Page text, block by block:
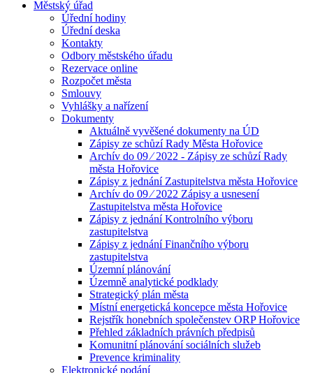
Městský úřad
Úřední hodiny
Úřední deska
Kontakty
Odbory městského úřadu
Rezervace online
Rozpočet města
Smlouvy
Vyhlášky a nařízení
Dokumenty
Aktuálně vyvěšené dokumenty na ÚD
Zápisy ze schůzí Rady Města Hořovice
Archív do 09 ⁄ 2022 - Zápisy ze schůzí Rady
města Hořovice
Zápisy z jednání Zastupitelstva města Hořovice
Archív do 09 ⁄ 2022 Zápisy a usnesení
Zastupitelstva města Hořovice
Zápisy z jednání Kontrolního výboru
zastupitelstva
Zápisy z jednání Finančního výboru
zastupitelstva
Územní plánování
Územně analytické podklady
Strategický plán města
Místní energetická koncepce města Hořovice
Rejstřík honebních společenstev ORP Hořovice
Přehled základních právních předpisů
Komunitní plánování sociálních služeb
Prevence kriminality
Elektronické podání